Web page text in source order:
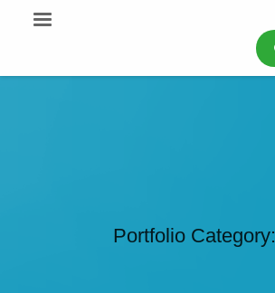
Portfolio Category: